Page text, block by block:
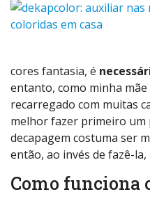
cores fantasia, é
entanto, como minha
recarregado com muitas
melhor fazer primeiro um
decapagem costuma ser
então, ao invés de fazê-
Como funciona